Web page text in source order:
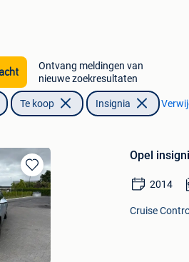
Ontvang meldingen van
nieuwe zoekresultaten
Te koop Insignia
Bewaren
in
Mijn
Opel
2014
Cruise